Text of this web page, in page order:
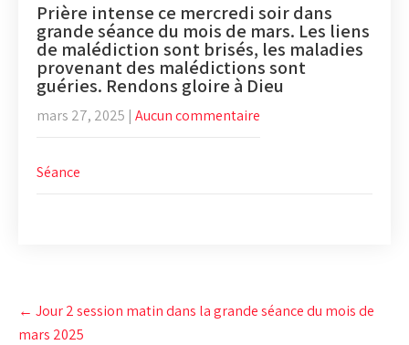
Prière intense ce mercredi soir dans
grande séance du mois de mars. Les liens
de malédiction sont brisés, les maladies
provenant des malédictions sont
guéries. Rendons gloire à Dieu
mars 27, 2025 | Aucun commentaire
Séance
Post
navigation
← Jour 2 session matin dans la grande séance du mois de
mars 2025